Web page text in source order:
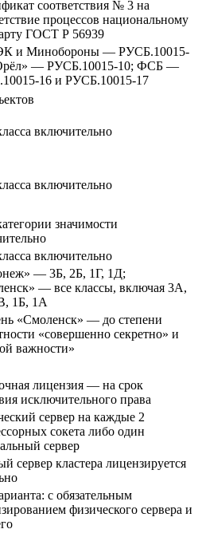
соответствия № 3 на
процессов национальному
ГОСТ Р 56939
и Минобороны — РУСБ.10015-
— РУСБ.10015-10; ФСБ —
16 и РУСБ.10015-17
включительно
включительно
значимости
включительно
— 3Б, 2Б, 1Г, 1Д;
— все классы, включая 3А,
1Б, 1А
«Смоленск» — до степени
«совершенно секретно» и
важности»
лицензия — на срок
исключительного права
сервер на каждые 2
сокета либо один
сервер
сервер кластера лицензируется
с обязательным
физического сервера и